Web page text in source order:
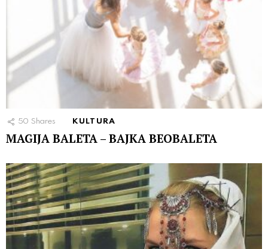
50 Shares KULTURA
MAGIJA BALETA – BAJKA BEOBALETA